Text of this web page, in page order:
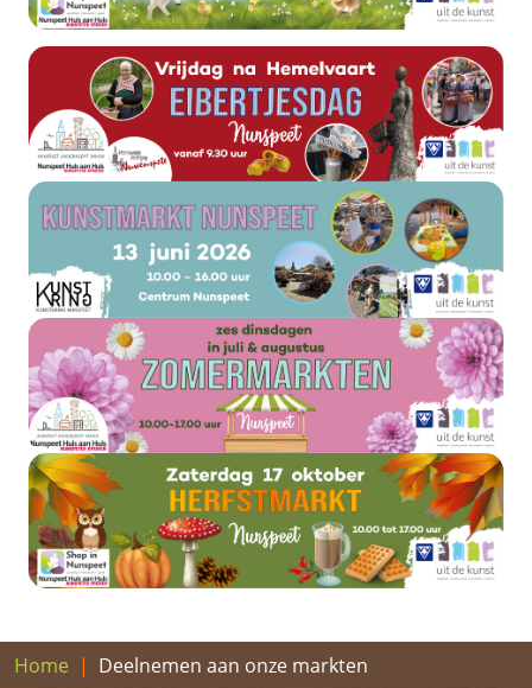
Home Deelnemen aan onze markten